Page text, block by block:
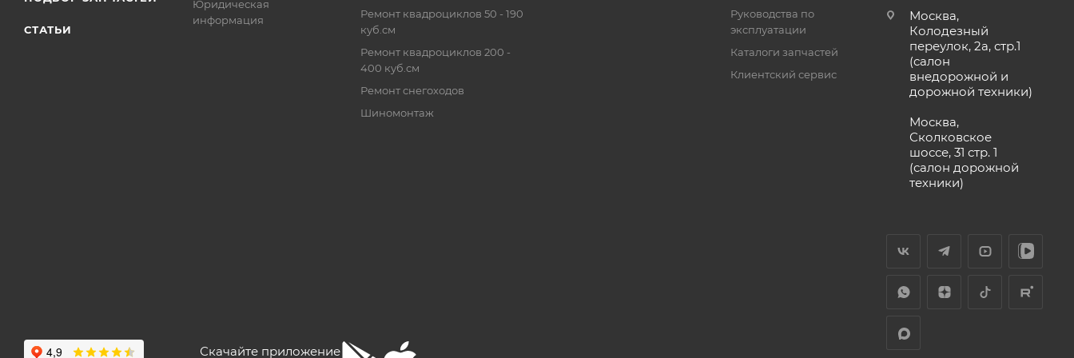
СТАТЬИ
Юридическая
информация
Ремонт квадроциклов 50 - 190
куб.см
Ремонт квадроциклов 200 -
400 куб.см
Ремонт снегоходов
Шиномонтаж
Руководства по
эксплуатации
Каталоги запчастей
Клиентский сервис
Москва,
Колодезный
переулок, 2а, стр.1
(салон
внедорожной и
дорожной техники)
Москва,
Сколковское
шоссе, 31 стр. 1
(салон дорожной
техники)
Скачайте приложение